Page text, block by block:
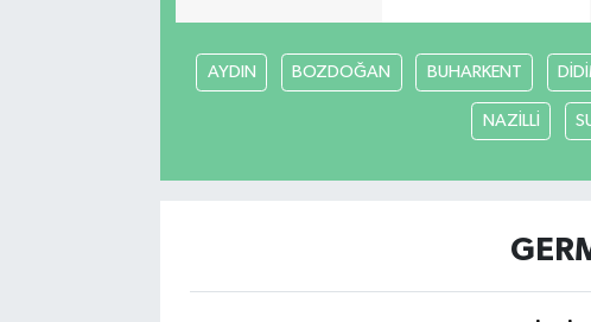
AYDIN BOZDOĞAN BUHARKENT
NAZİLLİ